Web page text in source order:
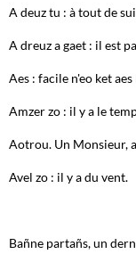
A deuz tu : à tout de
A dreuz a gaet : il est
Aes : facile n'eo ket
Amzer zo : il y a le
Aotrou. Un Monsieur,
Avel zo : il y a du vent.
Bañne partañs, un